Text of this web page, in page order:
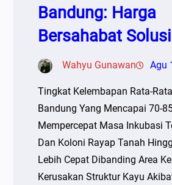
Bandung: Harga
Bersahabat
Wahyu Gunawan Agu
Tingkat Kelembapan Rata-
Bandung Yang Mencapai 70-
Mempercepat Masa Inkubasi
Dan Koloni Rayap Tanah
Lebih Cepat Dibanding Area
Kerusakan Struktur Kayu